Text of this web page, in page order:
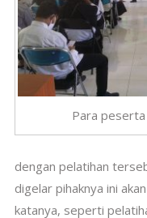
Para
dengan pelatihan
digelar pihaknya ini
katanya, seperti